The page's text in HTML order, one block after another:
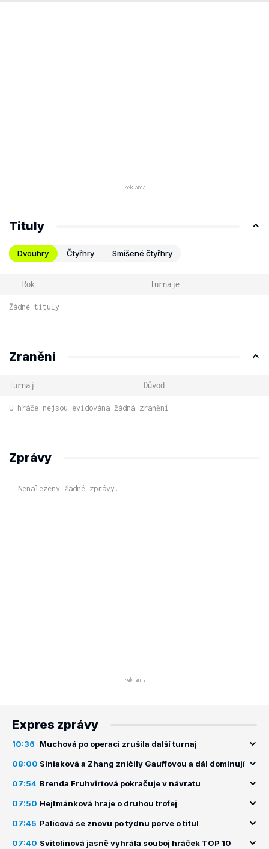
Tituly
Dvouhry Čtyřhry Smíšené čtyřhry
Rok Turnaje
Žádné tituly
Zranění
Turnaj Důvod
U hráče nejsou evidována žádná zranění.
Zprávy
Nenalezeny žádné zprávy.
Expres zprávy
10:36 Muchová po operaci zrušila další turnaj
08:00 Siniaková a Zhang zničily Gauffovou a dál dominují
07:54 Brenda Fruhvirtová pokračuje v návratu
07:50 Hejtmánková hraje o druhou trofej
07:45 Palicová se znovu po týdnu porve o titul
07:40 Svitolinová jasně vyhrála souboj hráček TOP 10